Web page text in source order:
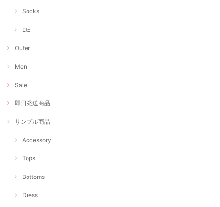
Socks
Etc
Outer
Men
Sale
即日発送商品
サンプル商品
Accessory
Tops
Bottoms
Dress